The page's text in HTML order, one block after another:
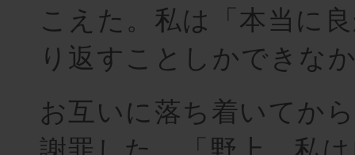
こえた。私は「本当に
り返すことしかできな
お互いに落ち着いてか